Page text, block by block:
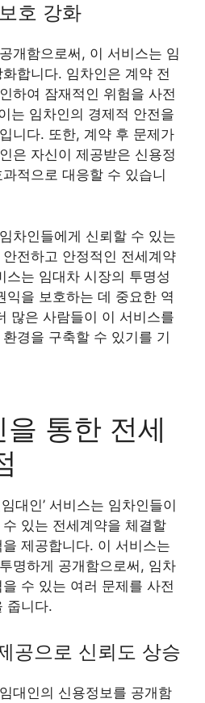
호 강화
개함으로써, 이 서비스는 임
합니다. 임차인은 계약 전
하여 잠재적인 위험을 사전
는 임차인의 경제적 안전을
니다. 또한, 계약 후 문제가
은 자신이 제공받은 신용정
적으로 대응할 수 있습니
차인들에게 신뢰할 수 있는
전하고 안정적인 전세계약
스는 임대차 시장의 투명성
익을 보호하는 데 중요한 역
많은 사람들이 이 서비스를
경을 구축할 수 있기를 기
통한 전세
대인’ 서비스는 임차인들이
있는 전세계약을 체결할
제공합니다. 이 서비스는
명하게 공개함으로써, 임차
수 있는 여러 문제를 사전
줍니다.
공으로 신뢰도 상승
대인의 신용정보를 공개함